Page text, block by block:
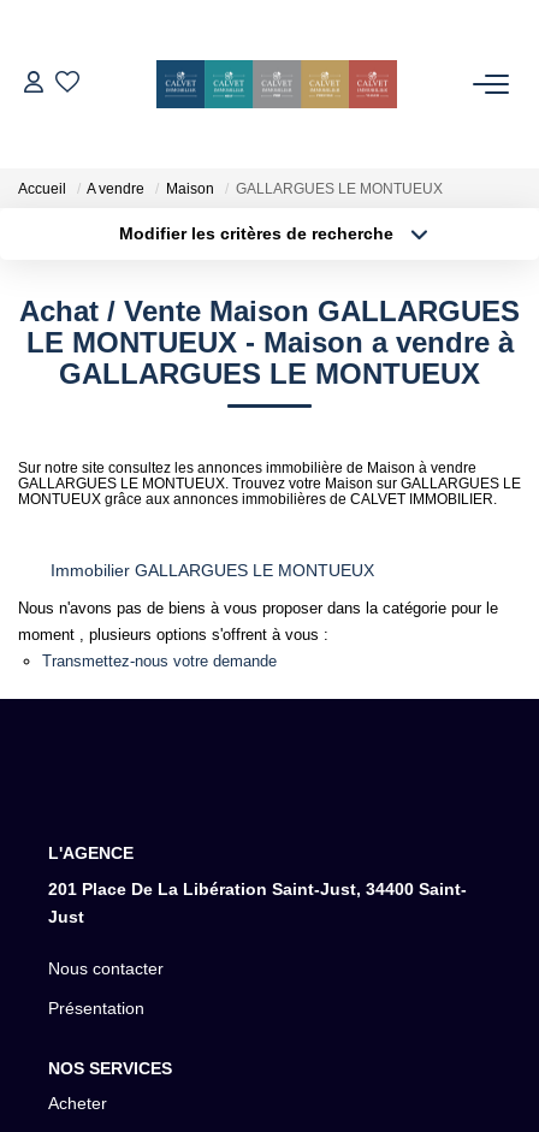
ESTIMER
Notre Équipe
Nos Avis
Nos Partenaires
Accueil A vendre Maison GALLARGUES LE MONTUEUX
Modifier les critères de recherche
Surface min Budget max
Plus de critères Créer une alerte
Achat / Vente Maison GALLARGUES
LE MONTUEUX - Maison a vendre à
GALLARGUES LE MONTUEUX
Sur notre site consultez les annonces immobilière de Maison à vendre
GALLARGUES LE MONTUEUX. Trouvez votre Maison sur GALLARGUES LE
MONTUEUX grâce aux annonces immobilières de CALVET IMMOBILIER.
Immobilier GALLARGUES LE MONTUEUX
Nous n'avons pas de biens à vous proposer dans la catégorie pour le
moment , plusieurs options s'offrent à vous :
Transmettez-nous votre demande
L'AGENCE
201 Place De La Libération Saint-Just, 34400 Saint-
Just
Nous contacter
Présentation
NOS SERVICES
Acheter